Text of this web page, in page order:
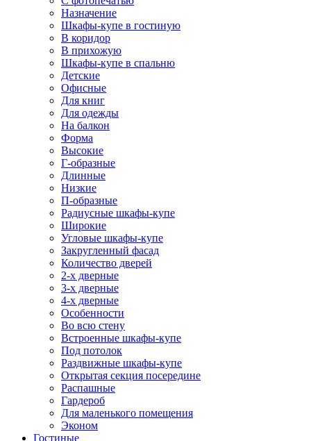
Назначение
Шкафы-купе в гостиную
В коридор
В прихожую
Шкафы-купе в спальню
Детские
Офисные
Для книг
Для одежды
На балкон
Форма
Высокие
Г-образные
Длинные
Низкие
П-образные
Радиусные шкафы-купе
Широкие
Угловые шкафы-купе
Закругленный фасад
Количество дверей
2-х дверные
3-х дверные
4-х дверные
Особенности
Во всю стену
Встроенные шкафы-купе
Под потолок
Раздвижные шкафы-купе
Открытая секция посередине
Распашные
Гардероб
Для маленького помещения
Эконом
Гостиные